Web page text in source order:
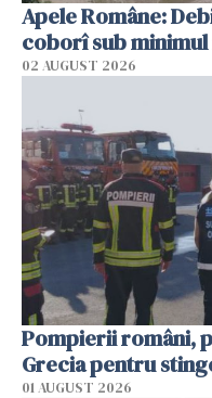
Apele Române:
coborî sub
02 AUGUST 2026
Pompierii români,
Grecia pentru
01 AUGUST 2026